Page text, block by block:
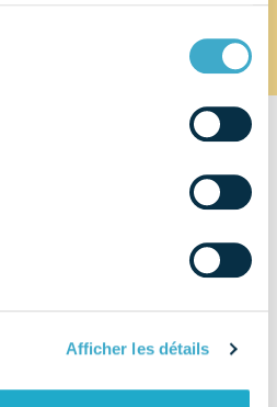
Afficher les détails